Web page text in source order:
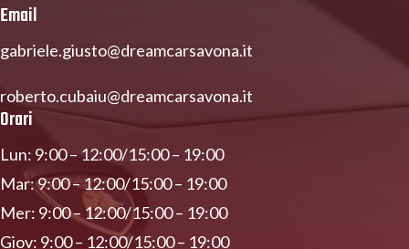
Email
gabriele.giusto@dreamcarsavona.it
roberto.cubaiu@dreamcarsavona.it
Orari
Lun: 9:00 – 12:00/15:00 – 19:00
Mar: 9:00 – 12:00/15:00 – 19:00
Mer: 9:00 – 12:00/15:00 – 19:00
Giov: 9:00 – 12:00/15:00 – 19:00